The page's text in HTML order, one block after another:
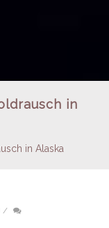
in
in Alaska
/